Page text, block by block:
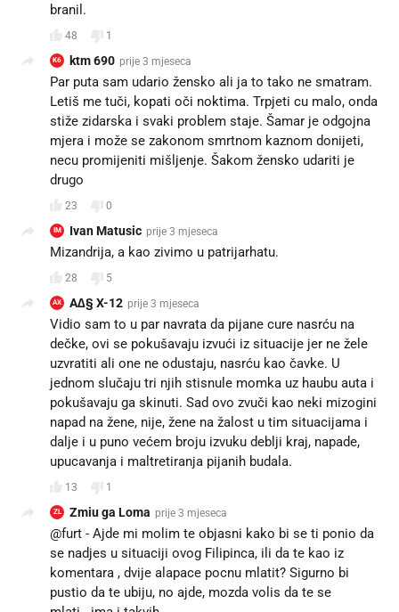
branil.
48 1
K6 ktm 690 prije 3 mjeseca
Par puta sam udario žensko ali ja to tako ne smatram.
Letiš me tuči, kopati oči noktima. Trpjeti cu malo, onda
stiže zidarska i svaki problem staje. Šamar je odgojna
mjera i može se zakonom smrtnom kaznom donijeti,
necu promijeniti mišljenje. Šakom žensko udariti je
drugo
23 0
IM Ivan Matusic prije 3 mjeseca
Mizandrija, a kao zivimo u patrijarhatu.
28 5
AX A∆§ X-12 prije 3 mjeseca
Vidio sam to u par navrata da pijane cure nasrću na
dečke, ovi se pokušavaju izvući iz situacije jer ne žele
uzvratiti ali one ne odustaju, nasrću kao čavke. U
jednom slučaju tri njih stisnule momka uz haubu auta i
pokušavaju ga skinuti. Sad ovo zvuči kao neki mizogini
napad na žene, nije, žene na žalost u tim situacijama i
dalje i u puno većem broju izvuku deblji kraj, napade,
upucavanja i maltretiranja pijanih budala.
13 1
ZL Zmiu ga Loma prije 3 mjeseca
@furt - Ajde mi molim te objasni kako bi se ti ponio da
se nadjes u situaciji ovog Filipinca, ili da te kao iz
komentara , dvije alapace pocnu mlatit? Sigurno bi
pustio da te ubiju, no ajde, mozda volis da te se